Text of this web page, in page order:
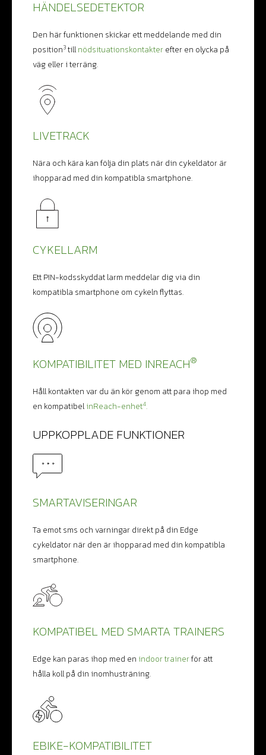
HÄNDELSEDETEKTOR
Den här funktionen skickar ett meddelande med din
position3 till nödsituationskontakter efter en olycka på
väg eller i terräng.
LIVETRACK
Nära och kära kan följa din plats när din cykeldator är
ihopparad med din kompatibla smartphone.
CYKELLARM
Ett PIN-kodsskyddat larm meddelar dig via din
kompatibla smartphone om cykeln flyttas.
KOMPATIBILITET MED INREACH®
Håll kontakten var du än kör genom att para ihop med
en kompatibel inReach-enhet4.
UPPKOPPLADE FUNKTIONER
SMARTAVISERINGAR
Ta emot sms och varningar direkt på din Edge
cykeldator när den är ihopparad med din kompatibla
smartphone.
KOMPATIBEL MED SMARTA TRAINERS
Edge kan paras ihop med en indoor trainerför att
hålla koll på din inomhusträning.
EBIKE-KOMPATIBILITET